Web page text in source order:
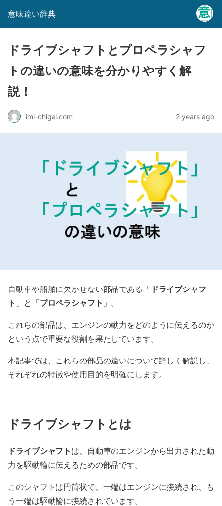
意味違い辞典
ドライブシャフトとプロペラシャフ
トの違いの意味を分かりやすく解
説！
imi-chigai.com 2 years ago
自動車や船舶に欠かせない部品である「 ドライブシャフ
ト 」と「プロペラシャフト 」。
これらの部品は、エンジンの動力をどのように伝えるのか
という点で重要な役割を果たしています。
本記事では、これらの部品の違いについて詳しく解説し、
それぞれの特徴や使用目的を明確にします。
ドライブシャフトとは
ドライブシャフトは、自動車のエンジンから出力された動
力を駆動輪に伝えるための部品です。
このシャフトは円筒状で、一端はエンジンに接続され、も
う一端は駆動輪に接続されています。